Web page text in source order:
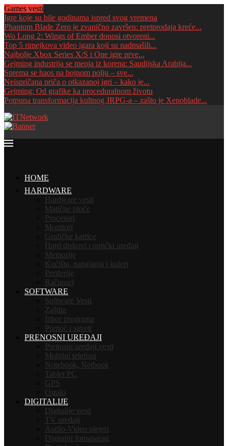
Games vesti
Igre koje su bile godinama ispred svog vremena
Phantom Blade Zero je zvanično završen: pretprodaja kreće...
Wo Long 2: Wings of Ember donosi otvoreni...
Top 5 rimejkova video igara koji su nadmašili...
Najbolje Xbox Series X/S i One igre prve...
Gejming industrija se menja iz korena: Saudijska Arabija...
Sprema se haos na bojnom polju – sve...
Neispričana priča o otkazanoj igri – kako je...
Gejming: Od grafike ka proceduralnom životu
Potpuna transformacija kultnog JRPG-a – zašto je Xenoblade...
HOME
HARDWARE
Hardware vesti
Matične ploče
Procesori
Monitori
Grafičke kartice
Hard diskovi i optički uređaji
Memorije
Kućišta, napajanja i kuleri
Periferije
Računari
SOFTWARE
Software Vesti
Zaštita
Izbor programa
Pomoć i saveti
PRENOSNI UREĐAJI
Prenosni uređaji vesti
Mobilni telefoni
Notebook, Netbook
Tablet PC
GPS
Ostalo
DIGITALIJE
Digitalije vesti
TV uređaji
Audio-Video plejeri
Digitalni fotoaparati